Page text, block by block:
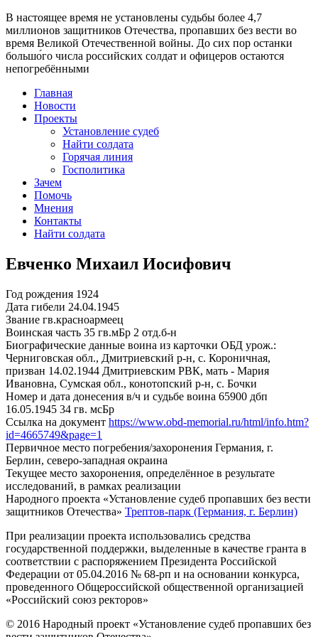
В настоящее время не установлены судьбы более 4,7
миллионов защитников Отечества, пропавших без вести во
время Великой Отечественной войны. До сих пор останки
большо́го числа российских солдат и офицеров остаются
непогребёнными
Главная
Новости
Проекты
Установление судеб
Найти солдата
Горячая линия
Госполитика
Зачем
Помочь
Мнения
Контакты
Найти солдата
Евченко Михаил Иосифович
Год рождения 1924
Дата гибели 24.04.1945
Звание гв.красноармеец
Воинская часть 35 гв.мБр 2 отд.б-н
Биографические данные воина из карточки ОБД урож.:
Черниговская обл., Дмитриевский р-н, с. Короничная,
призван 14.02.1944 Дмитриевским РВК, мать - Мария
Ивановна, Сумская обл., конотопский р-н, с. Бочки
Номер и дата донесения в/ч и судьбе воина 65900 дбп
16.05.1945 34 гв. мсБр
Ссылка на документ https://www.obd-memorial.ru/html/info.htm?
id=4665749&page=1
Первичное место погребения/захоронения Германия, г.
Берлин, северо-западная окраина
Текущее место захоронения, определённое в результате
исследований, в рамках реализации
Народного проекта «Установление судеб пропавших без вести
защитников Отечества» Трептов-парк (Германия, г. Берлин)
При реализации проекта использовались средства
государственной поддержки, выделенные в качестве гранта в
соответствии с распоряжением Президента Российской
Федерации от 05.04.2016 № 68-рп и на основании конкурса,
проведенного Общероссийской общественной организацией
«Российский союз ректоров»
© 2016 Народный проект «Установление судеб пропавших без